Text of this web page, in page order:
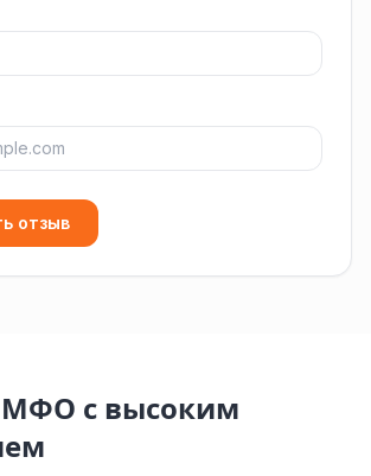
отзыв
с высоким